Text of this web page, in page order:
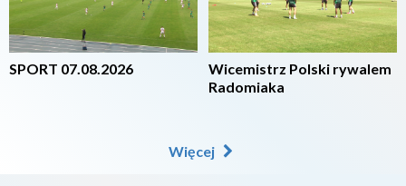
SPORT 07.08.2026
Wicemistrz Polski rywalem
Radomiaka
Więcej